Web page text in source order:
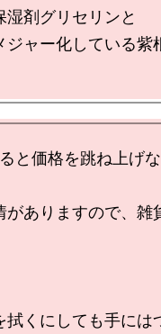
湿剤グリセリンと
ジャー化している紫
と価格を跳ね上げ
がありますので、雑
拭くにしても手には